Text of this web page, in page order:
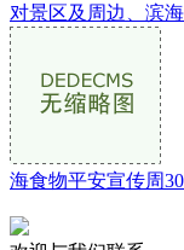
对景区及周边、滨
海食物平安宣传周